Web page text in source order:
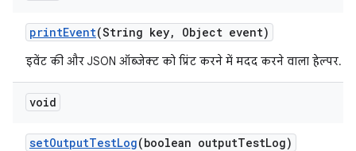
printEvent(String key, Object event)
इवेंट की और JSON ऑब्जेक्ट को प्रिंट करने में मदद करने वाला हेल्पर.
void
setOutputTestLog(boolean outputTestLog)